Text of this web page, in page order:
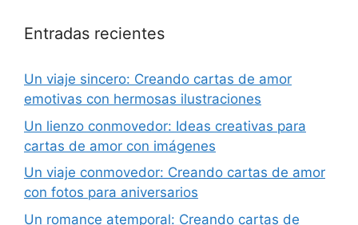
Entradas recientes
Un viaje sincero: Creando cartas de amor
emotivas con hermosas ilustraciones
Un lienzo conmovedor: Ideas creativas para
cartas de amor con imágenes
Un viaje conmovedor: Creando cartas de amor
con fotos para aniversarios
Un romance atemporal: Creando cartas de